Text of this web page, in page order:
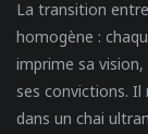
La transition
homogène :
imprime sa
ses convictions. Il
dans un chai